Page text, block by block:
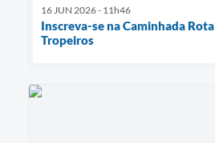
16 JUN 2026 - 11h46
Inscreva-se na Caminhada
Tropeiros